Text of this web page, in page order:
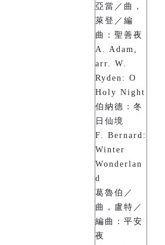
亞當／曲，
萊登／編
曲：聖善夜
A. Adam,
arr. W.
Ryden: O
Holy Night
伯納德：冬
日仙境
F. Bernard:
Winter
Wonderlan
d
葛魯伯／
曲，盧特／
編曲：平安
夜